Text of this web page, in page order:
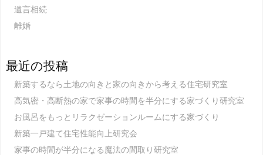
遺言相続
離婚
最近の投稿
新築するなら土地の向きと家の向きから考える住宅研究室
高気密・高断熱の家で家事の時間を半分にする家づくり研究室
お風呂をもっとリラクゼーションルームにする家づくり
新築一戸建て住宅性能向上研究会
家事の時間が半分になる魔法の間取り研究室